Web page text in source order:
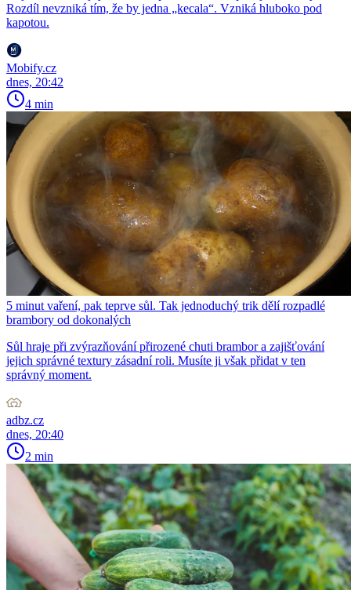
Rozdíl nevzniká tím, že by jedna „kecala“. Vzniká hluboko pod
kapotou.
Mobify.cz
dnes, 20:42
4 min
5 minut vaření, pak teprve sůl. Tak jednoduchý trik dělí rozpadlé
brambory od dokonalých
Sůl hraje při zvýrazňování přirozené chuti brambor a zajišťování
jejich správné textury zásadní roli. Musíte ji však přidat v ten
správný moment.
adbz.cz
dnes, 20:40
2 min